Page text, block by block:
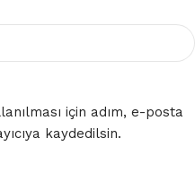
için adım, e-posta
kaydedilsin.